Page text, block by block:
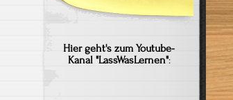
Hier geht's zum Youtube-
Kanal "LassWasLernen":